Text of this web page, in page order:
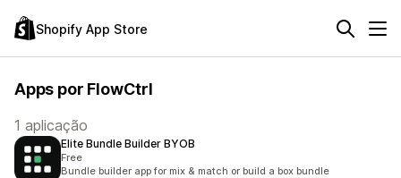
Shopify App Store
Apps por FlowCtrl
1 aplicação
Elite Bundle Builder BYOB
Free
Bundle builder app for mix & match or build a box bundle